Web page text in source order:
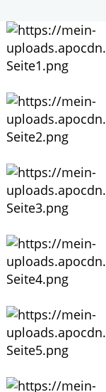
Ratgeber
Krankheiten &
WELLNESS
HOMÖOPATHIE